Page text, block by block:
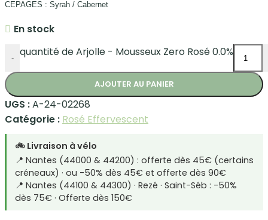
CEPAGES : Syrah / Cabernet
En stock
- quantité de Arjolle - Mousseux Zero Rosé 0.0%
AJOUTER AU PANIER
UGS :A-24-02268
Catégorie : Rosé Effervescent
🚲 Livraison à vélo
📍 Nantes (44000 & 44200) : offerte dès 45€ (certains
créneaux) · ou -50% dès 45€ et offerte dès 90€
📍 Nantes (44100 & 44300) · Rezé · Saint-Séb : -50%
dès 75€ · Offerte dès 150€